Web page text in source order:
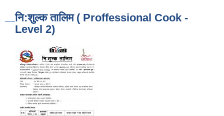
नि:शुल्क तालिम ( Proffessional Cook -
Level 2)